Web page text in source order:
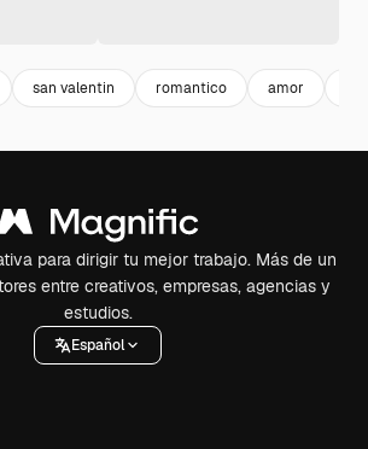
san valentin romantico amor
para dirigir tu mejor trabajo. Más de un
entre creativos, empresas, agencias y
estudios.
Español